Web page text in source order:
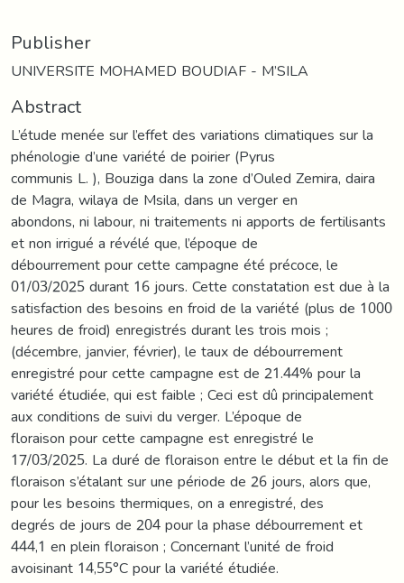
Publisher
UNIVERSITE MOHAMED BOUDIAF - M’SILA
Abstract
L’étude menée sur l’effet des variations climatiques sur la
phénologie d’une variété de poirier (Pyrus
communis L. ), Bouziga dans la zone d’Ouled Zemira, daira
de Magra, wilaya de Msila, dans un verger en
abondons, ni labour, ni traitements ni apports de fertilisants
et non irrigué a révélé que, l’époque de
débourrement pour cette campagne été précoce, le
01/03/2025 durant 16 jours. Cette constatation est due à la
satisfaction des besoins en froid de la variété (plus de 1000
heures de froid) enregistrés durant les trois mois ;
(décembre, janvier, février), le taux de débourrement
enregistré pour cette campagne est de 21.44% pour la
variété étudiée, qui est faible ; Ceci est dû principalement
aux conditions de suivi du verger. L’époque de
floraison pour cette campagne est enregistré le
17/03/2025. La duré de floraison entre le début et la fin de
floraison s’étalant sur une période de 26 jours, alors que,
pour les besoins thermiques, on a enregistré, des
degrés de jours de 204 pour la phase débourrement et
444,1 en plein floraison ; Concernant l’unité de froid
avoisinant 14,55°C pour la variété étudiée.